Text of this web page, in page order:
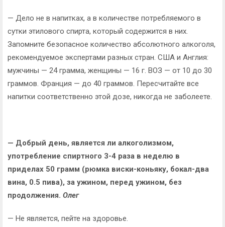
— Дело не в напитках, а в количестве потребляемого в
сутки этилового спирта, который содержится в них.
Запомните безопасное количество абсолютного алкоголя,
рекомендуемое экспертами разных стран. США и Англия:
мужчины — 24 грамма, женщины — 16 г. ВОЗ — от 10 до 30
граммов. Франция — до 40 граммов. Пересчитайте все
напитки соответственно этой дозе, никогда не заболеете.
— Добрый день, является ли алкоголизмом,
употребление спиртного 3-4 раза в неделю в
приделах 50 грамм (рюмка виски-коньяку, бокал-два
вина, 0.5 пива), за ужином, перед ужином, без
продолжения. Олег
— Не является, пейте на здоровье.